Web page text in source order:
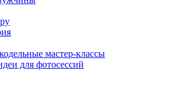
мастер-классы
для фотосессий